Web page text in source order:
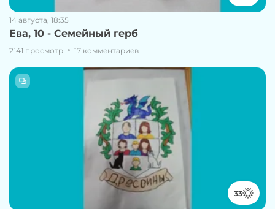
14 августа, 18:35
Ева, 10 - Семейный герб
2141 просмотр 17 комментариев
33